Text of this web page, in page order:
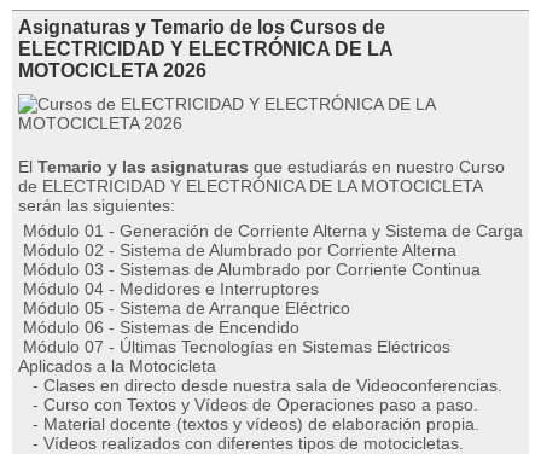
Asignaturas y Temario de los Cursos de
ELECTRICIDAD Y ELECTRÓNICA DE LA
MOTOCICLETA 2026
El Temario y las asignaturas que estudiarás en nuestro Curso
de ELECTRICIDAD Y ELECTRÓNICA DE LA MOTOCICLETA
serán las siguientes:
Módulo 01 - Generación de Corriente Alterna y Sistema de Carga
Módulo 02 - Sistema de Alumbrado por Corriente Alterna
Módulo 03 - Sistemas de Alumbrado por Corriente Continua
Módulo 04 - Medidores e Interruptores
Módulo 05 - Sistema de Arranque Eléctrico
Módulo 06 - Sistemas de Encendido
Módulo 07 - Últimas Tecnologías en Sistemas Eléctricos
Aplicados a la Motocicleta
- Clases en directo desde nuestra sala de Videoconferencias.
- Curso con Textos y Vídeos de Operaciones paso a paso.
- Material docente (textos y vídeos) de elaboración propia.
- Vídeos realizados con diferentes tipos de motocicletas.